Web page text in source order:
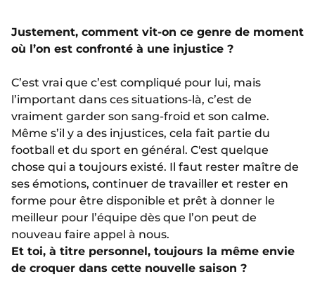
Justement, comment vit-on ce genre de moment
où l’on est confronté à une injustice ?
C’est vrai que c’est compliqué pour lui, mais
l’important dans ces situations-là, c’est de
vraiment garder son sang-froid et son calme.
Même s’il y a des injustices, cela fait partie du
football et du sport en général. C'est quelque
chose qui a toujours existé. Il faut rester maître de
ses émotions, continuer de travailler et rester en
forme pour être disponible et prêt à donner le
meilleur pour l’équipe dès que l’on peut de
nouveau faire appel à nous.
Et toi, à titre personnel, toujours la même envie
de croquer dans cette nouvelle saison ?